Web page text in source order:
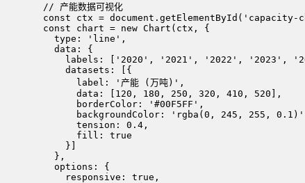
// 产能数据可视化
const ctx =
const chart = new Chart(ctx, {
type: 'line',
data: {
labels: ['2020', '2021', '2022', '2023',
datasets: [{
label: '产能 (万吨)',
data: [120, 180, 250, 320, 410, 520],
borderColor: '#00F5FF',
backgroundColor: 'rgba(0, 245, 255,
tension: 0.4,
fill: true
}]
},
options: {
responsive: true,